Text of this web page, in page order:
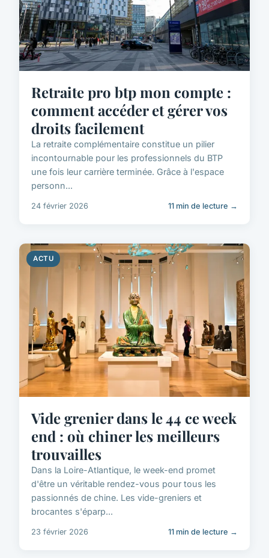
Retraite pro btp mon compte :
comment accéder et gérer vos
droits facilement
La retraite complémentaire constitue un pilier
incontournable pour les professionnels du BTP
une fois leur carrière terminée. Grâce à l'espace
personn...
24 février 2026 11 min de lecture →
ACTU
Vide grenier dans le 44 ce week
end : où chiner les meilleurs
trouvailles
Dans la Loire-Atlantique, le week-end promet
d'être un véritable rendez-vous pour tous les
passionnés de chine. Les vide-greniers et
brocantes s'éparp...
23 février 2026 11 min de lecture →